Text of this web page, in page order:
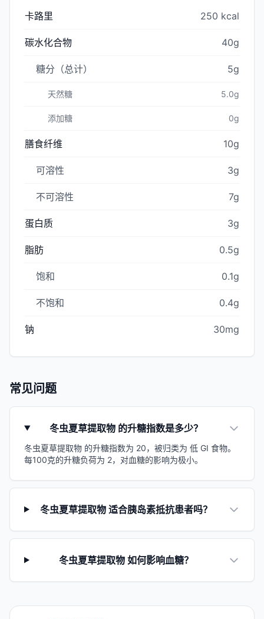
卡路里 250 kcal
碳水化合物 40g
糖分（总计） 5g
天然糖 5.0g
添加糖 0g
膳食纤维 10g
可溶性 3g
不可溶性 7g
蛋白质 3g
脂肪 0.5g
饱和 0.1g
不饱和 0.4g
钠 30mg
常见问题
冬虫夏草提取物 的升糖指数是多少？
冬虫夏草提取物 的升糖指数为 20，被归类为 低 GI 食物。
每100克的升糖负荷为 2，对血糖的影响为极小。
冬虫夏草提取物 适合胰岛素抵抗患者吗？
冬虫夏草提取物 如何影响血糖？